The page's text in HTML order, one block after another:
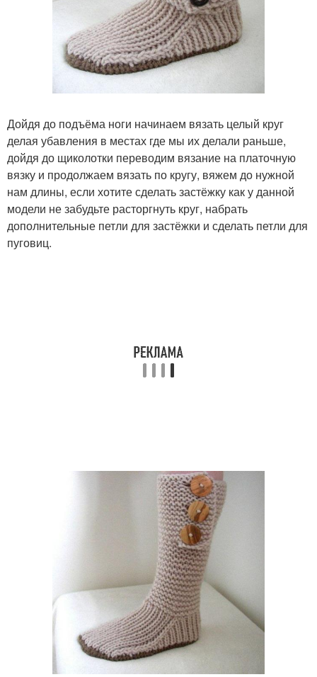
Дойдя до подъёма ноги начинаем вязать целый круг
делая убавления в местах где мы их делали раньше,
дойдя до щиколотки переводим вязание на платочную
вязку и продолжаем вязать по кругу, вяжем до нужной
нам длины, если хотите сделать застёжку как у данной
модели не забудьте расторгнуть круг, набрать
дополнительные петли для застёжки и сделать петли для
пуговиц.